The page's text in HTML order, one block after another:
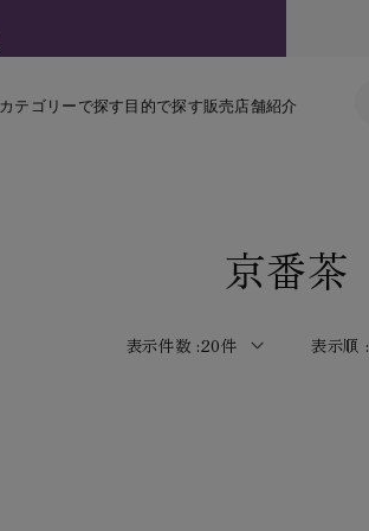
カテゴリーで探す目的で探す販売店舗紹介
京番茶
表示件数 :20件 表示順 :